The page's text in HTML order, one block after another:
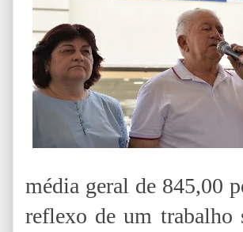
média geral de 845,00
reflexo de um trabalho